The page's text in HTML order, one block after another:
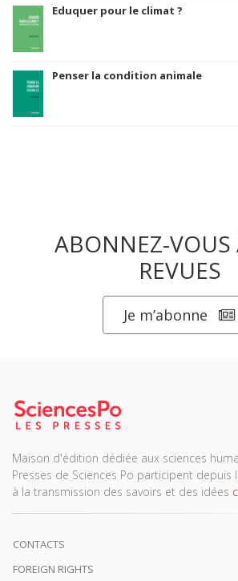
Eduquer pour le climat ?
Penser la condition animale
ABONNEZ-VOUS
REVUES
Je m’abonne
Maison d'édition dédiée aux sciences
Presses de Sciences Po participent depuis
à la transmission des savoirs et des idées
CONTACTS
FOREIGN RIGHTS